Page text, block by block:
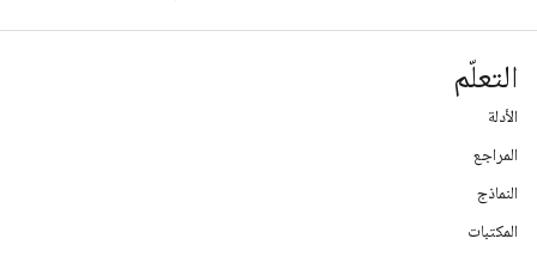
التعلّم
الأدلة
المراجع
النماذج
المكتبات